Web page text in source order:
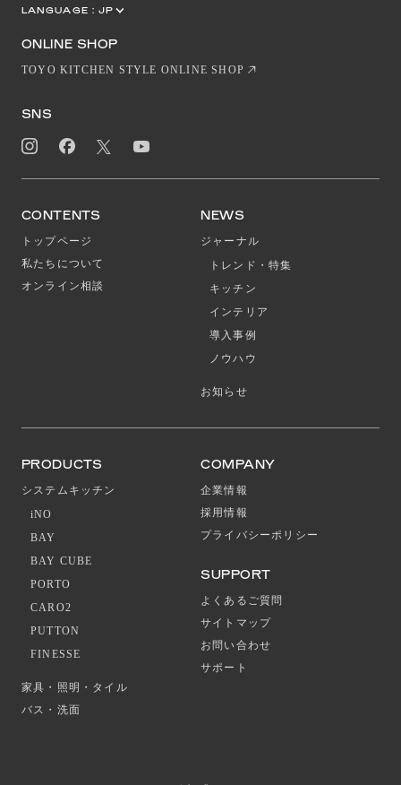
LANGUAGE : JP
ONLINE SHOP
TOYO KITCHEN STYLE ONLINE SHOP
SNS
CONTENTS
トップページ
私たちについて
オンライン相談
NEWS
ジャーナル
トレンド・特集
キッチン
インテリア
導入事例
ノウハウ
お知らせ
PRODUCTS
システムキッチン
iNO
BAY
BAY CUBE
PORTO
CARO2
PUTTON
FINESSE
家具・照明・タイル
バス・洗面
COMPANY
企業情報
採用情報
プライバシーポリシー
SUPPORT
よくあるご質問
サイトマップ
お問い合わせ
サポート